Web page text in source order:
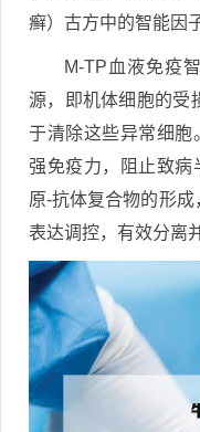
癣）古方中的智能因
M-TP血液免疫
源，即机体细胞的受
于清除这些异常细胞
强免疫力，阻止致病
原-抗体复合物的形
表达调控，有效分离